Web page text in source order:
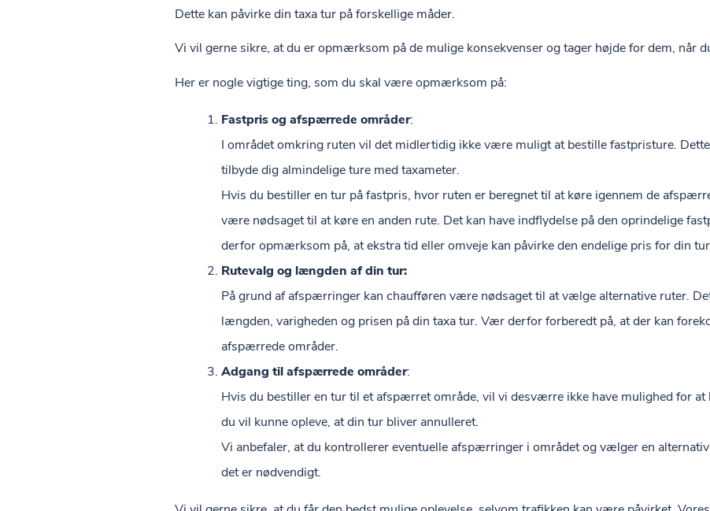
Dette kan påvirke din taxa tur på forskellige måder.
Vi vil gerne sikre, at du er opmærksom på de mulige konsekvenser og tager højde for dem, når
Her er nogle vigtige ting, som du skal være opmærksom på:
Fastpris og afspærrede områder:
I området omkring ruten vil det midlertidig ikke være muligt at bestille fastpristure.
tilbyde dig almindelige ture med taxameter.
Hvis du bestiller en tur på fastpris, hvor ruten er beregnet til at køre igennem de
være nødsaget til at køre en anden rute. Det kan have indflydelse på den oprindelige
derfor opmærksom på, at ekstra tid eller omveje kan påvirke den endelige pris for din
Rutevalg og længden af din tur:
På grund af afspærringer kan chaufføren være nødsaget til at vælge alternative ruter.
længden, varigheden og prisen på din taxa tur. Vær derfor forberedt på, at der kan
afspærrede områder.
Adgang til afspærrede områder:
Hvis du bestiller en tur til et afspærret område, vil vi desværre ikke have mulighed for at
du vil kunne opleve, at din tur bliver annulleret.
Vi anbefaler, at du kontrollerer eventuelle afspærringer i området og vælger en
det er nødvendigt.